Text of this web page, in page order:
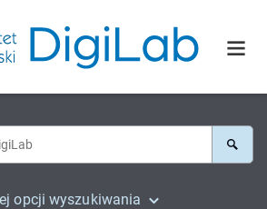
opcji wyszukiwania